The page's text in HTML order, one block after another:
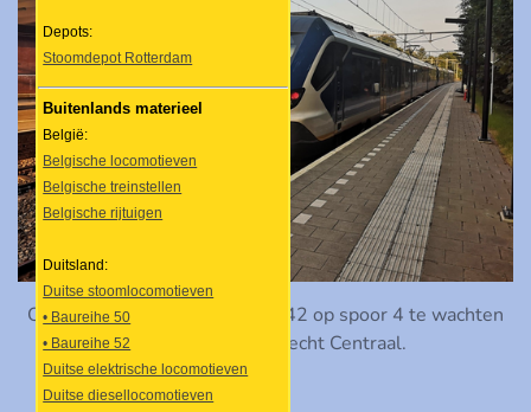
Op 21 juli 2021 staat SNG 2342 op spoor 4 te wachten
op vertrek naar Utrecht Centraal.
Depots:
Stoomdepot Rotterdam
Buitenlands materieel
België:
Belgische locomotieven
Belgische treinstellen
Belgische rijtuigen
Duitsland:
Duitse stoomlocomotieven
• Baureihe 50
• Baureihe 52
Duitse elektrische locomotieven
Duitse diesellocomotieven